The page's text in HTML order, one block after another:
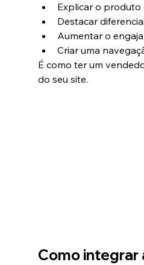
Explicar o produto
Destacar
Aumentar o
Criar uma
É como ter um
do seu site.
Como integrar